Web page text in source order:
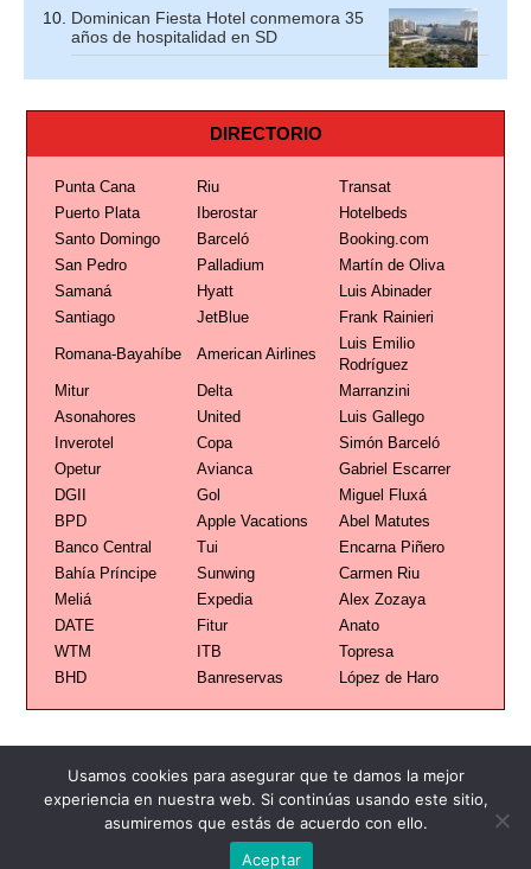
Dominican Fiesta Hotel conmemora 35
años de hospitalidad en SD
DIRECTORIO
Punta Cana Riu
Transat
Puerto Plata
Iberostar
Hotelbeds
Santo Domingo
Barceló
Booking.com
San Pedro
Palladium
Martín de Oliva
Samaná
Hyatt
Luis Abinader
Santiago
JetBlue Frank Rainieri
Romana-Bayahíbe American Airlines
Luis Emilio
Rodríguez
Mitur
Delta
Marranzini
Asonahores
United
Luis Gallego
Inverotel
Copa
Simón Barceló
Opetur
Avianca
Gabriel Escarrer
DGII
Gol
Miguel Fluxá
BPD
Apple Vacations
Abel Matutes
Banco Central
Tui
Encarna Piñero
Bahía Príncipe
Sunwing
Carmen Riu
Meliá
Expedia
Alex Zozaya
DATE
Fitur
Anato
WTM
ITB
Topresa
BHD
Banreservas López de Haro
Usamos cookies para asegurar que te damos la mejor
experiencia en nuestra web. Si continúas usando este sitio,
asumiremos que estás de acuerdo con ello.
Aceptar
Publicidad Redacción Contacto
Todos los derechos reservados